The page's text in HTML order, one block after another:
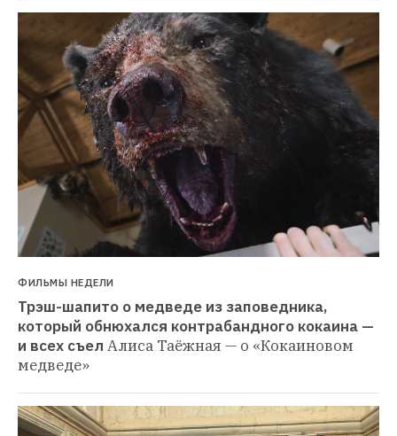
ФИЛЬМЫ НЕДЕЛИ
Трэш-шапито о медведе из заповедника,
который обнюхался контрабандного кокаина —
и всех съел Алиса Таёжная — о «Кокаиновом
медведе»